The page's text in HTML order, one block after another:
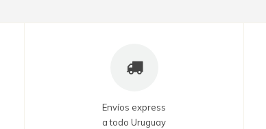
Envíos express
a todo Uruguay